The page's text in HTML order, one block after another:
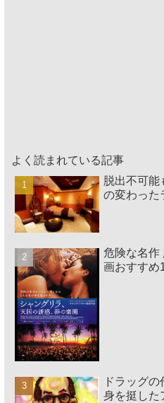
よく読まれている記事
脱出不可能
の変わった
危険な名作
画おすすめ
ドラッグ
身を挺した